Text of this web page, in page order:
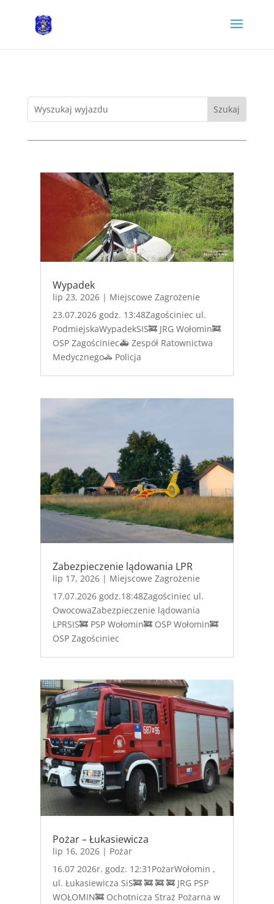
Wypadek
lip 23, 2026 | Miejscowe Zagrożenie
23.07.2026 godz. 13:48Zagościniec ul.
PodmiejskaWypadekSIS🚒 JRG Wołomin🚒
OSP Zagościniec🚑 Zespół Ratownictwa
Medycznego🚓 Policja
Zabezpieczenie lądowania LPR
lip 17, 2026 | Miejscowe Zagrożenie
17.07.2026 godz.18:48Zagościniec ul.
OwocowaZabezpieczenie lądowania
LPRSIS🚒 PSP Wołomin🚒 OSP Wołomin🚒
OSP Zagościniec
Pożar – Łukasiewicza
lip 16, 2026 | Pożar
16.07 2026r. godz. 12:31PożarWołomin ,
ul. Łukasiewicza SiS🚒 🚒 🚒 🚒 JRG PSP
WOŁOMIN🚒 Ochotnicza Straż Pożarna w